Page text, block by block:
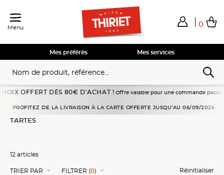
Menu 0
Total de mes achats
Voir mon panier
Voir mon panier
Voir mon panier
Voir mon panier
Mes services
Mes préférés
DÈS 80€ D’ACHAT !Offre valable pour une commande passée en
PROFITEZ DE LA LIVRAISON À LA CARTE OFFERTE JUSQU’AU 06/09/2026
TARTES
12 articles
TRIER PAR FILTRER (0) Réinitialiser